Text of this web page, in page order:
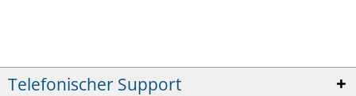
Telefonischer Support